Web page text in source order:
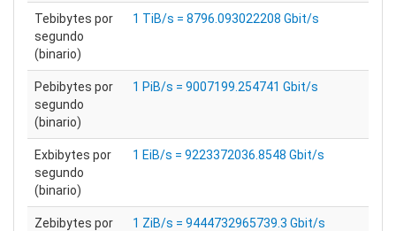
Tebibytes por
segundo
(binario)
1 TiB/s = 8796.093022208 Gbit/s
Pebibytes por
segundo
(binario)
1 PiB/s = 9007199.254741 Gbit/s
Exbibytes por
segundo
(binario)
1 EiB/s = 9223372036.8548 Gbit/s
Zebibytes por
1 ZiB/s = 9444732965739.3 Gbit/s